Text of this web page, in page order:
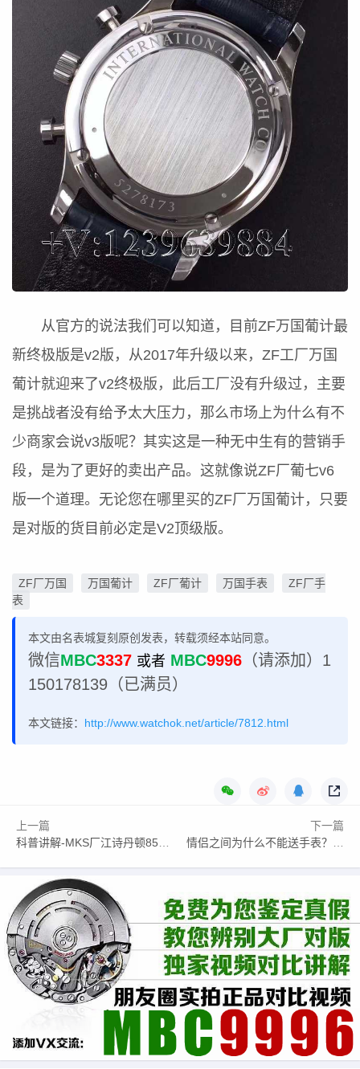
从官方的说法我们可以知道，目前ZF万国葡计最
新终极版是v2版，从2017年升级以来，ZF工厂万国
葡计就迎来了v2终极版，此后工厂没有升级过，主要
是挑战者没有给予太大压力，那么市场上为什么有不
少商家会说v3版呢？其实这是一种无中生有的营销手
段，是为了更好的卖出产品。这就像说ZF厂葡七v6
版一个道理。无论您在哪里买的ZF厂万国葡计，只要
是对版的货目前必定是V2顶级版。
ZF厂万国 万国葡计 ZF厂葡计 万国手表
ZF厂手
表
本文由名表城复刻原创发表，转载须经本站同意。
微信MBC3337 或者 MBC9996 （请添加）1
150178139（已满员）
本文链接： http://www.watchok.net/article/7812.html
上一篇
科普讲解-MKS厂江诗丹顿85180为何能成为爆款？
下一篇
情侣之间为什么不能送手表？为啥男人不能轻易送女生手表？